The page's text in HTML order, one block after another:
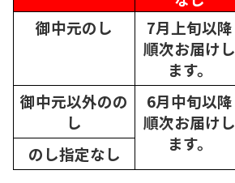
御中元のし
7月上旬以降
順次お届けし
ます。
御中元以外のの
し
6月中旬以降
順次お届けし
ます。
のし指定なし